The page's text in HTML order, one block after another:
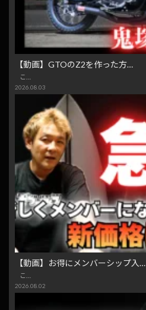
【動画】GTOのZ2を作った方…
こ…
2026.08.03
【動画】お得にメンバーシップ入…
こ…
2026.08.02